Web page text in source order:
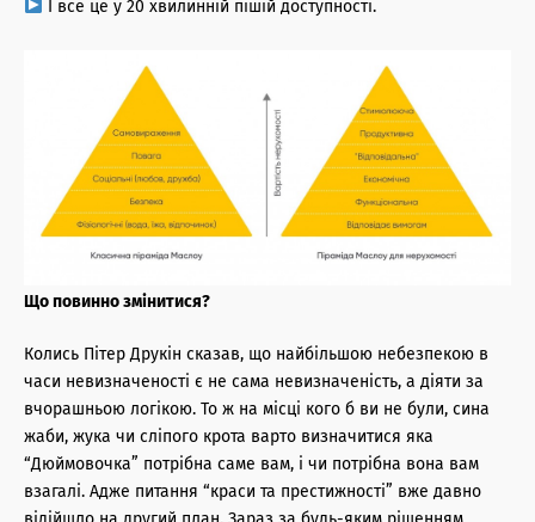
І все це у 20 хвилинній пішій доступності.
Що повинно змінитися?
Колись Пітер Друкін сказав, що найбільшою небезпекою в
часи невизначеності є не сама невизначеність, а діяти за
вчорашньою логікою. То ж на місці кого б ви не були, сина
жаби, жука чи сліпого крота варто визначитися яка
“Дюймовочка” потрібна саме вам, і чи потрібна вона вам
взагалі. Адже питання “краси та престижності” вже давно